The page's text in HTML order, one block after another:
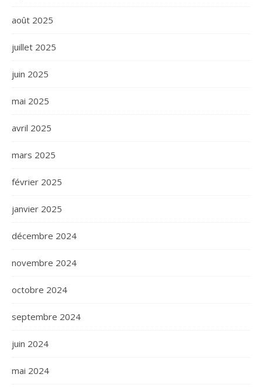
août 2025
juillet 2025
juin 2025
mai 2025
avril 2025
mars 2025
février 2025
janvier 2025
décembre 2024
novembre 2024
octobre 2024
septembre 2024
juin 2024
mai 2024